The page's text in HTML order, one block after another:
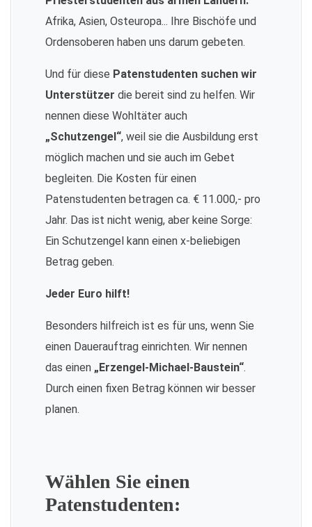
Afrika, Asien, Osteuropa... Ihre Bischöfe und
Ordensoberen haben uns darum gebeten.
Und für diese Patenstudenten suchen wir
Unterstützer die bereit sind zu helfen. Wir
nennen diese Wohltäter auch
„Schutzengel“, weil sie die Ausbildung erst
möglich machen und sie auch im Gebet
begleiten. Die Kosten für einen
Patenstudenten betragen ca. € 11.000,- pro
Jahr. Das ist nicht wenig, aber keine Sorge:
Ein Schutzengel kann einen x-beliebigen
Betrag geben.
Jeder Euro hilft!
Besonders hilfreich ist es für uns, wenn Sie
einen Dauerauftrag einrichten. Wir nennen
das einen „Erzengel-Michael-Baustein“.
Durch einen fixen Betrag können wir besser
planen.
Wählen Sie einen
Patenstudenten: